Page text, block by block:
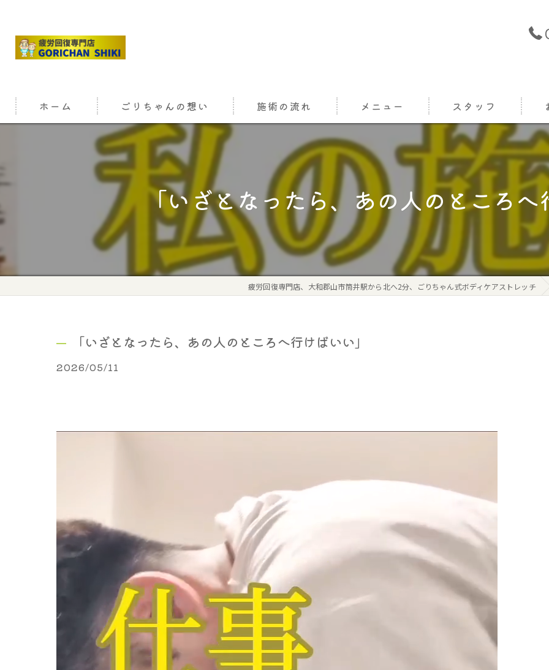
ホーム ごりちゃんの想い 施術の流れ メニュー スタッフ
「いざとなったら、あの人のところ
疲労回復専門店、大和郡山市筒井駅から北へ2分、ごりちゃん式ボディケアストレッチ
​「いざとなったら、あの人のところへ行けばいい」
2026/05/11